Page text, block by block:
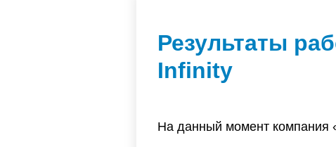
Результаты
Infinity
На данный момент компания